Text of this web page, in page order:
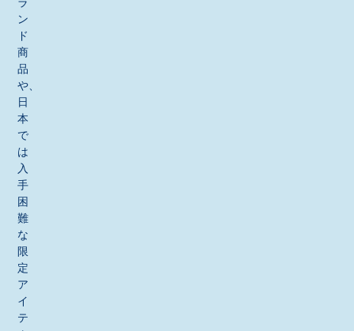
ン
ド
商
品
や、
日
本
で
は
入
手
困
難
な
限
定
ア
イ
テ